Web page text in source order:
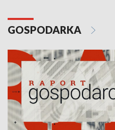
GOSPODARKA